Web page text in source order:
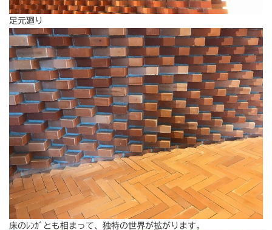
足元廻り
床のﾚﾝｶﾞとも相まって、独特の世界が拡がります。